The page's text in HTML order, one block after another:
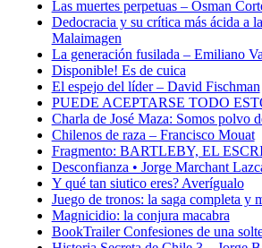
Las muertes perpetuas – Osman
Dedocracia y su crítica más ácida a
Malaimagen
La generación fusilada – Emiliano
Disponible! Es de cuica
El espejo del líder – David Fischman
PUEDE ACEPTARSE TODO
Charla de José Maza: Somos polvo
Chilenos de raza – Francisco Mouat
Fragmento: BARTLEBY, EL
Desconfianza • Jorge Marchant
Y qué tan siutico eres? Averígualo
Juego de tronos: la saga completa y
Magnicidio: la conjura macabra
BookTrailer Confesiones de una